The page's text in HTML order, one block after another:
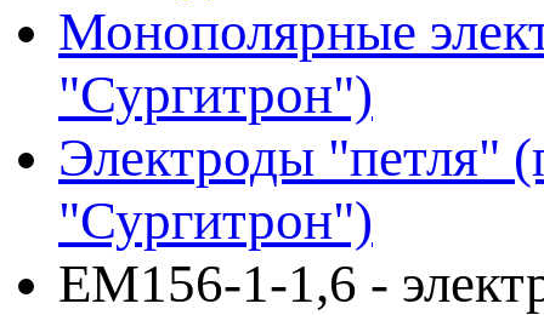
Монополярные
"Сургитрон")
Электроды "петля"
"Сургитрон")
EM156-1-1,6 -